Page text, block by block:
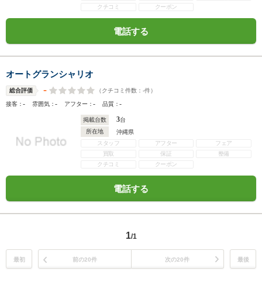
クチコミ
クーポン
電話する
オートグランシャリオ
総合評価 - （クチコミ件数： -件）
接客：- 雰囲気：- アフター：- 品質：-
掲載台数 3台
所在地
沖縄県
スタッフ
アフター
フェア
買取
保証
整備
クチコミ
クーポン
電話する
1/1
最初 前の20件 次の20件 最後